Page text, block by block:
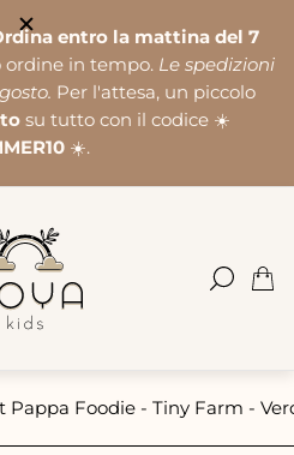
entro la mattina del 7
ordine in tempo. Le spedizioni
Per l'attesa, un piccolo
su tutto con il codice ☀️
☀️.
del
negozio"
Pappa Foodie - Tiny Farm -